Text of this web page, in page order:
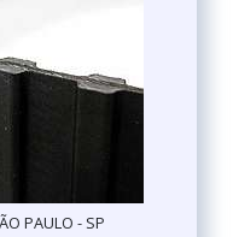
PAULO - SP